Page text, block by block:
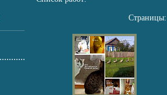
Страницы: